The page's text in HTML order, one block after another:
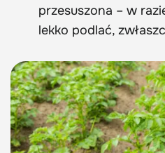
przesuszona – w
lekko podlać,